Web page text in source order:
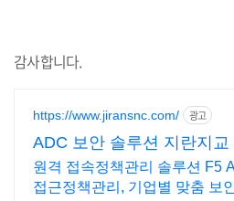
감사합니다.
https://www.jiransnc.com/ 광고
ADC 보안 솔루션 지란지교
보안솔루션 전문기업
원격 접속정책관리 솔루션 F5
접근정책관리, 기업별 맞춤 보